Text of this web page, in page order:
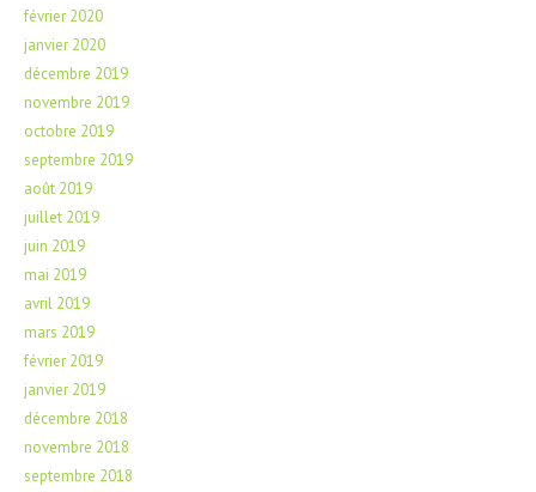
février 2020
janvier 2020
décembre 2019
novembre 2019
octobre 2019
septembre 2019
août 2019
juillet 2019
juin 2019
mai 2019
avril 2019
mars 2019
février 2019
janvier 2019
décembre 2018
novembre 2018
septembre 2018